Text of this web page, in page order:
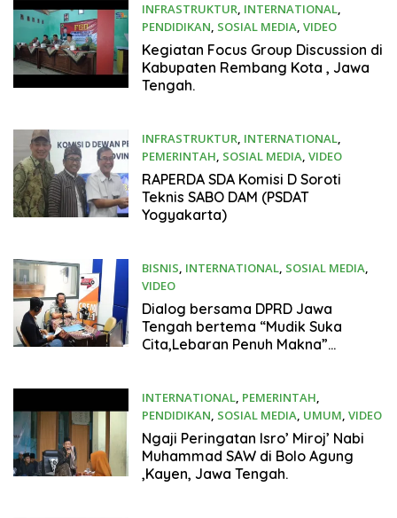
INFRASTRUKTUR, INTERNATIONAL,
PENDIDIKAN, SOSIAL MEDIA, VIDEO
April 13, 2025
Kegiatan Focus Group Discussion di
Kabupaten Rembang Kota , Jawa
Tengah.
INFRASTRUKTUR, INTERNATIONAL,
PEMERINTAH, SOSIAL MEDIA, VIDEO
March 21, 2025
RAPERDA SDA Komisi D Soroti
Teknis SABO DAM (PSDAT
Yogyakarta)
BISNIS, INTERNATIONAL, SOSIAL MEDIA,
VIDEO
March 20, 2025
Dialog bersama DPRD Jawa
Tengah bertema “Mudik Suka
Cita,Lebaran Penuh Makna”
INTERNATIONAL, PEMERINTAH,
PENDIDIKAN, SOSIAL MEDIA, UMUM, VIDEO
March 11, 2025
Ngaji Peringatan Isro’ Miroj’ Nabi
Muhammad SAW di Bolo Agung
,Kayen, Jawa Tengah.